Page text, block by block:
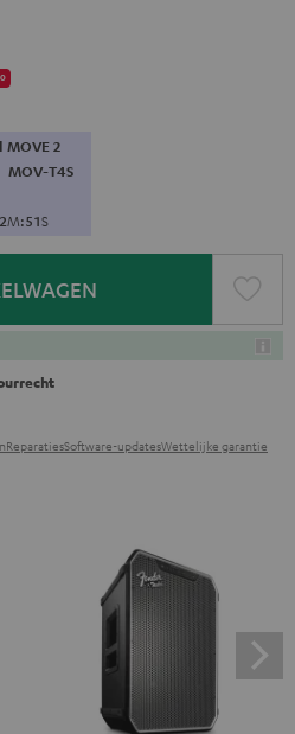
MOVE 2
MOV-T4S
2M:50S
ReparatiesSoftware-updatesWettelijke garantie